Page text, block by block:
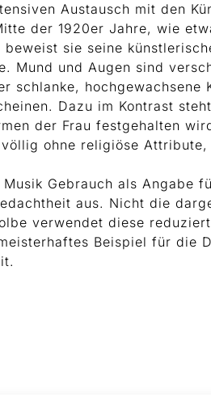
Austausch mit den
der 1920er Jahre, wie
sie seine
Mund und Augen sind
schlanke,
Dazu im Kontrast
der Frau festgehalten
ohne religiöse
Gebrauch als Angabe
aus. Nicht die
verwendet diese
Beispiel für die